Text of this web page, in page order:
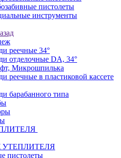
пистолеты
инструменты
реечные 34°
отделочные DA, 34°
Микрошпилька
реечные в пластиковой кассете
барабанного типа
пистолеты